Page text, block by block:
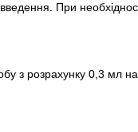
При
з розрахунку 0,3 мл